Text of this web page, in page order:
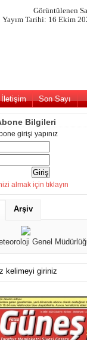
Görüntülenen
Yayım Tarihi: 16 Ekim
İletişim Son Sayı
Bilgileri
girişi yapınız
almak için tıklayın
Arşiv
Genel